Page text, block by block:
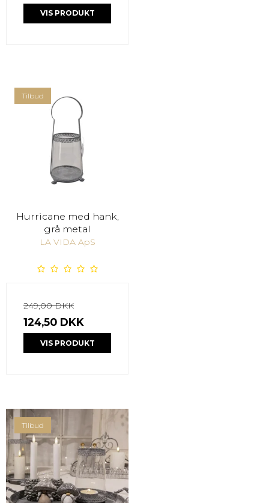
VIS PRODUKT
Tilbud
Hurricane med hank,
grå metal
LA VIDA ApS
249,00 DKK
124,50 DKK
VIS PRODUKT
Tilbud